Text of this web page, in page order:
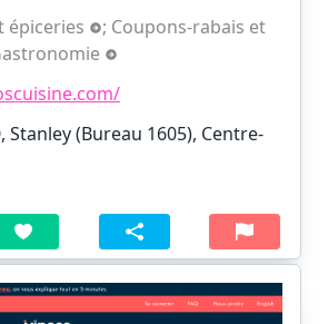
épiceries
; Coupons-rabais et
Stanley (Bureau 1605), Centre-